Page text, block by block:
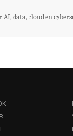
data, cloud en